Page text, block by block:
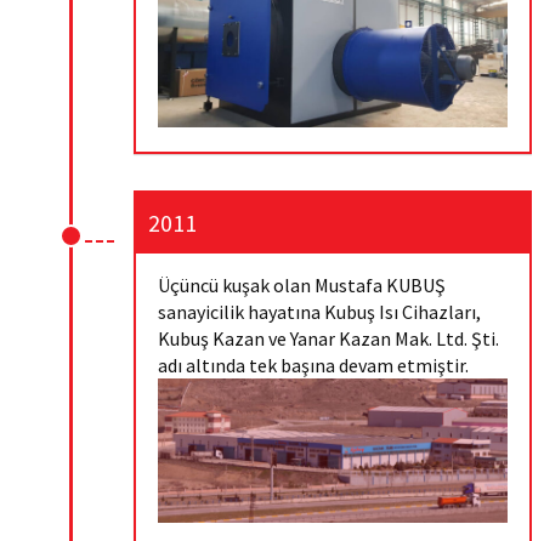
2011
Üçüncü kuşak olan Mustafa KUBUŞ
sanayicilik hayatına Kubuş Isı Cihazları,
Kubuş Kazan ve Yanar Kazan Mak. Ltd. Şti.
adı altında tek başına devam etmiştir.